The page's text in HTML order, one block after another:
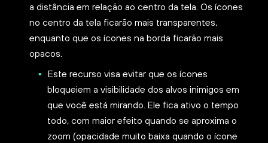
a distância em relação ao centro da tela. Os ícones
no centro da tela ficarão mais transparentes,
enquanto que os ícones na borda ficarão mais
opacos.
Este recurso visa evitar que os ícones
bloqueiem a visibilidade dos alvos inimigos em
que você está mirando. Ele fica ativo o tempo
todo, com maior efeito quando se aproxima o
zoom (opacidade muito baixa quando o ícone